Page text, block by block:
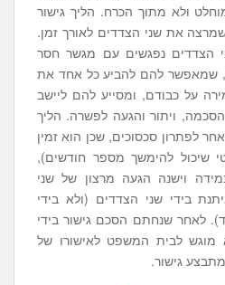
ולא מתוך הכרח. הליך גישור
את שני הצדדים לאורך זמן.
הצדדים נפגשים עם מגשר חסר
שמאפשר להם להביע כל אחד את
על כבודם, ומסייע להם ליישב
ויתור והגעה לפשרה. הליך
לפתרון סכסוכים, שכן הוא זמין
שיכול להימשך מספר חודשים),
וישנה הגעה מרצון של שני
בידי שני הצדדים (ולא בידי
לאחר שנחתם הסכם גישור בידי
מוגש לבית המשפט לאישורו של
גישור.